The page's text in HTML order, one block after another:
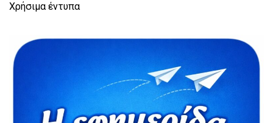
Χρήσιμα έντυπα